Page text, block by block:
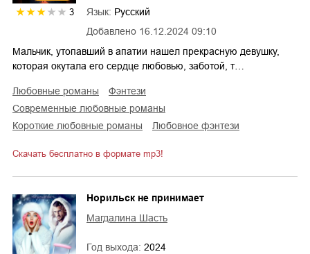
3
Добавлено 16.12.2024 09:10
Язык: Русский
Мальчик, утопавший в апатии нашел прекрасную девушку,
которая окутала его сердце любовью, заботой, т…
любовные романы
фэнтези
современные любовные романы
короткие любовные романы
любовное фэнтези
Скачать бесплатно в формате mp3!
Норильск не принимает
Магдалина Шасть
Год выхода: 2024